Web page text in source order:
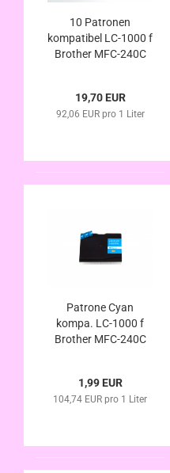
10 Patronen
kompatibel LC-1000 f
Brother MFC-240C
MFC-665CW MFC-
680CN MFC-845CW
MFC-5860CN
19,70 EUR
92,06 EUR pro 1 Liter
Patrone Cyan
kompa. LC-1000 f
Brother MFC-240C
MFC-665CW MFC-
680CN MFC-845CW
MFC-5860CN
1,99 EUR
104,74 EUR pro 1 Liter